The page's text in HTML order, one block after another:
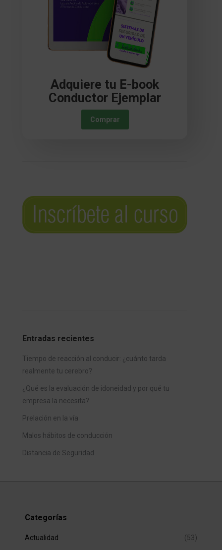
Adquiere tu E-book
Conductor Ejemplar
Comprar
Entradas recientes
Tiempo de reacción al conducir: ¿cuánto tarda
realmente tu cerebro?
¿Qué es la evaluación de idoneidad y por qué tu
empresa la necesita?
Prelación en la vía
Malos hábitos de conducción
Distancia de Seguridad
Categorías
Actualidad (53)